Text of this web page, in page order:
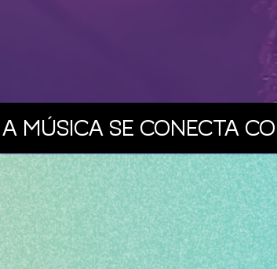
A MÚSICA SE CONECTA